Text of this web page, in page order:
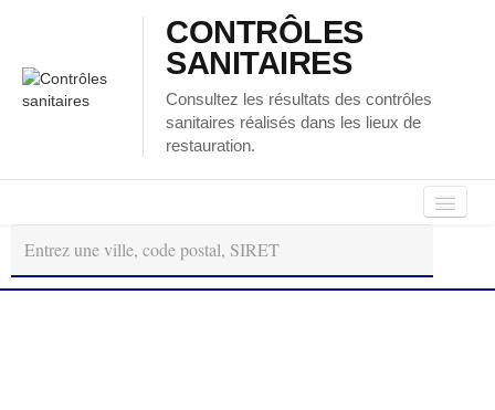
CONTRÔLES
SANITAIRES
Consultez les résultats des contrôles
sanitaires réalisés dans les lieux de
restauration.
Autour
de
moi
Régions